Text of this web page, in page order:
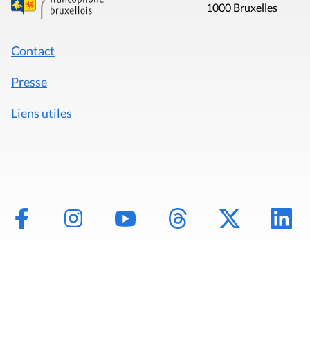
1000 Bruxelles
Contact
Presse
Liens utiles